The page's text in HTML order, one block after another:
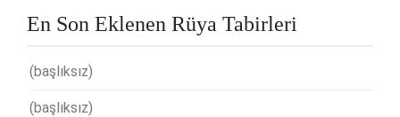
En Son Eklenen Rüya Tabirleri
(başlıksız)
(başlıksız)